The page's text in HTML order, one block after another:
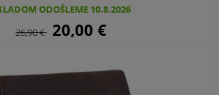
ODOŠLEME 10.8.2026
26,90€ 20,00 €